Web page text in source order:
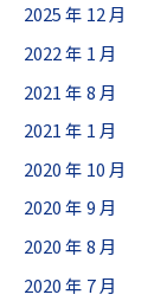
2025 年 12 月
2022 年 1 月
2021 年 8 月
2021 年 1 月
2020 年 10 月
2020 年 9 月
2020 年 8 月
2020 年 7 月